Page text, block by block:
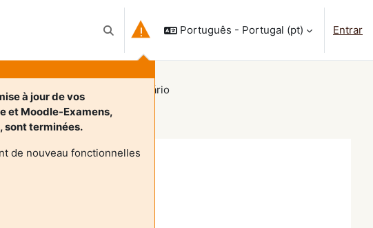
Alternar a entrada da pesquisa
à jour de vos
et Moodle-Examens,
sont terminées.
de nouveau fonctionnelles
Português - Portugal ‎(pt)‎ Entrar
- Maëlle Tourneur Sumário